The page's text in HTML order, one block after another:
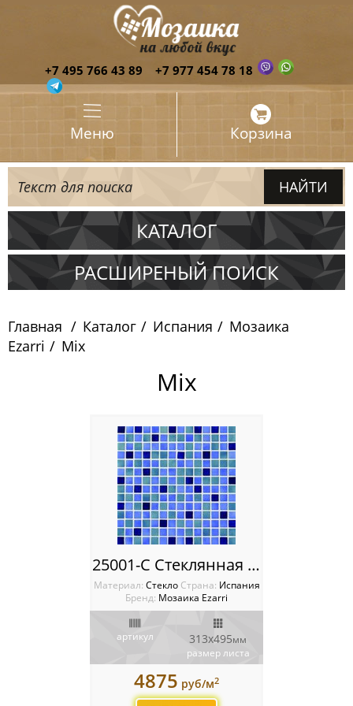
+7 495 766 43 89 +7 977 454 78 18
Меню Корзина
КАТАЛОГ
Испания
Antislip
Gemma
Metal
Mix
Niebla
Ondulato
РАСШИРЕНЫЙ ПОИСК
Главная Каталог Испания
Мозаика
Ezarri
Mix
Mix
25001-C Стеклянная мозаика Ezarri Mix
Материал: Стекло Cтрана: Испания
Бренд: Мозаика Ezarri
артикул 313x495мм
размер листа
4875 руб/м2